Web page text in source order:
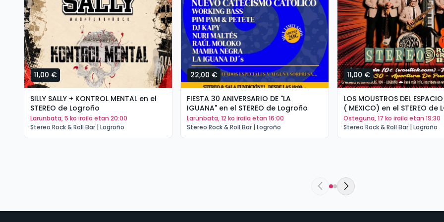
11,00 €
SILLY SALLY + KONTROL MENTAL en el
STEREO de Logroño
larunbata, 5 ko iraila etan 20:00
Stereo Rock & Roll Bar | Logroño
22,00 €
FIESTA 30 ANIVERSARIO DE "LA
IGUANA" en el STEREO de Logroño
larunbata, 12 ko iraila etan 16:00
Stereo Rock & Roll Bar | Logroño
11,00 €
LOS MOUSTROS DEL
( MEXICO) en el STEREO de
osteguna, 17 ko iraila etan 19:30
Stereo Rock & Roll Bar | Logroño